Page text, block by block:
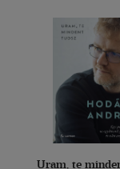
Uram, te